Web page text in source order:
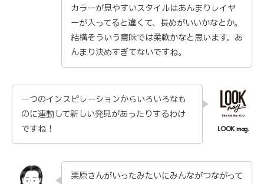
カラーが見やすいスタイルはあんまりレイヤ
ーが入ってると違くて、長めがいいかなとか。
結構そういう意味では柔軟かなと思います。あ
んまり決めすぎてないですね。
一つのインスピレーションからいろいろなも
のに連動して新しい発見があったりするわけ
ですね！
栗原さんがいったみたいにみんながつながって